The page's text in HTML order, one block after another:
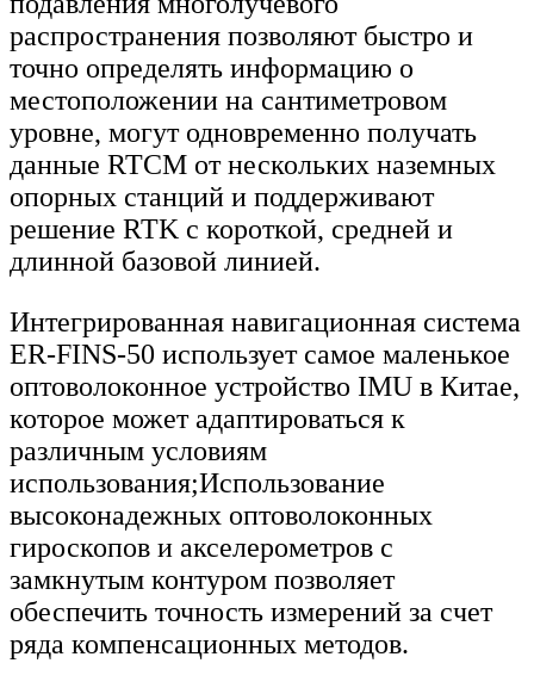
распространения позволяют быстро и
точно определять информацию о
местоположении на сантиметровом
уровне, могут одновременно получать
данные RTCM от нескольких наземных
опорных станций и поддерживают
решение RTK с короткой, средней и
длинной базовой линией.
Интегрированная навигационная система
ER-FINS-50 использует самое маленькое
оптоволоконное устройство IMU в Китае,
которое может адаптироваться к
различным условиям
использования;Использование
высоконадежных оптоволоконных
гироскопов и акселерометров с
замкнутым контуром позволяет
обеспечить точность измерений за счет
ряда компенсационных методов.